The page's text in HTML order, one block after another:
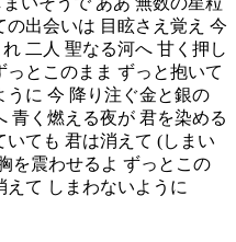
出会いは 目眩さえ覚え 今
二人 聖なる河へ 甘く押し
とこのまま ずっと抱いて
うに 今 降り注ぐ金と銀の
青く燃える夜が 君を染める
ても 君は消えて (しまい
を震わせるよ ずっとこの
えて しまわないように